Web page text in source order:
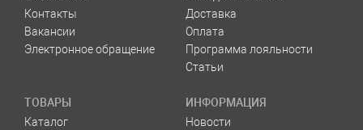
Контакты
Вакансии
Электронное обращение
Доставка
Оплата
Программа лояльности
Статьи
ТОВАРЫ
Каталог
ИНФОРМАЦИЯ
Новости